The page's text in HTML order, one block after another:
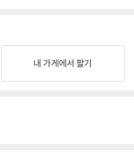
내 가게에서 팔기